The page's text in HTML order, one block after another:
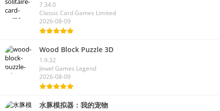
7.34.0
Classic Card Games Limited
2026-08-09
Wood Block Puzzle 3D
1.9.32
Jewel Games Legend
2026-08-09
水豚模拟器：我的宠物